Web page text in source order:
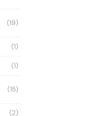
(19)
(1)
(1)
(15)
(2)